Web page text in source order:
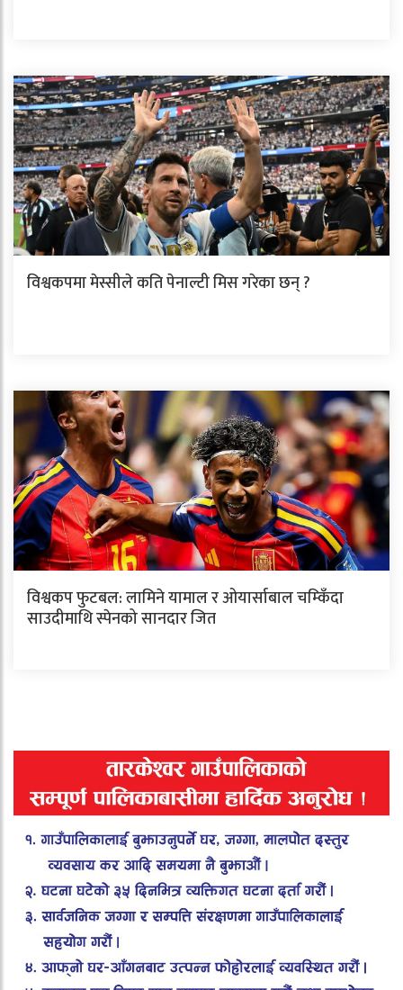
विश्वकपमा मेस्सीले कति पेनाल्टी मिस गरेका छन् ?
विश्वकप फुटबल: लामिने यामाल र ओयार्साबाल चम्किँदा
साउदीमाथि स्पेनको सानदार जित